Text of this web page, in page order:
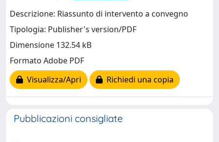
Descrizione: Riassunto di intervento a convegno
Tipologia: Publisher's version/PDF
Dimensione 132.54 kB
Formato Adobe PDF
Visualizza/Apri
Richiedi una copia
Pubblicazioni consigliate